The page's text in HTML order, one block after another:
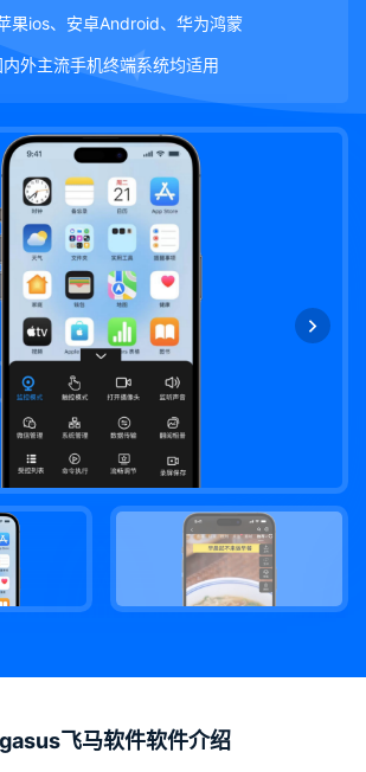
果ios、安卓Android、华为鸿蒙
外主流手机终端系统均适用
飞马软件软件介绍